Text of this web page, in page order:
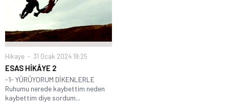
BAHÇEDEKİ YABANCI
BİR ÇİÇEĞİ KOPARMAK BU KADAR KOLAYSA…
Hikaye 31 Ocak 2024 18:25
ESAS HİKÂYE 2
-1- YÜRÜYORUM DİKENLERLE
Ruhumu nerede kaybettim neden
kaybettim diye sordum...